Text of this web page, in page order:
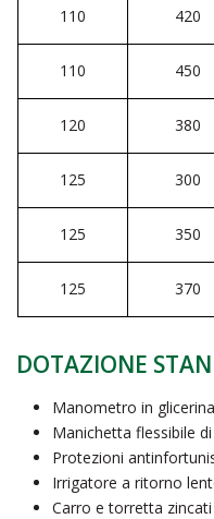
110 420
110 450
120 380
125 300
125 350
125 370
DOTAZIONE
Manometro in
Manichetta flessibile
Protezioni
Irrigatore a ritorno
Carro e torretta